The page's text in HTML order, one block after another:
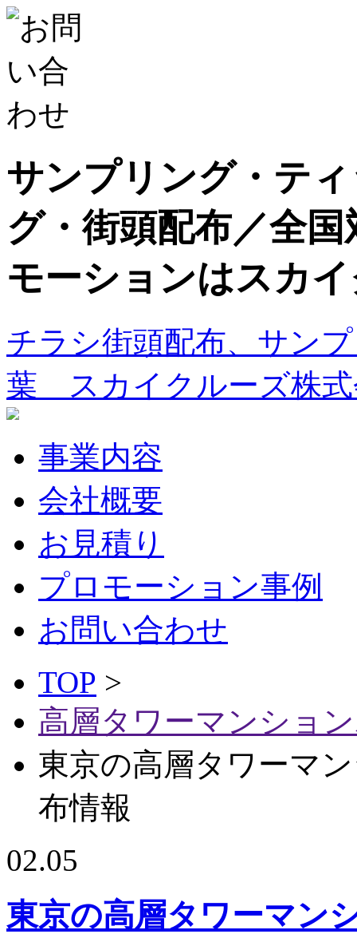
サンプリング・テ
グ・街頭配布／全
モーションはスカ
チラシ街頭配布、サン
葉 スカイクルーズ株式
事業内容
会社概要
お見積り
プロモーション事例
お問い合わせ
TOP >
高層タワーマンショ
東京の高層タワーマ
布情報
02.05
東京の高層タワーマン